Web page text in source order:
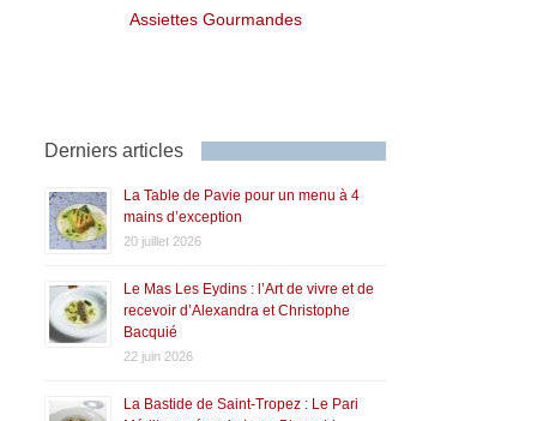
Assiettes Gourmandes
Derniers articles
La Table de Pavie pour un menu à 4
mains d’exception
20 juillet 2026
Le Mas Les Eydins : l’Art de vivre et de
recevoir d’Alexandra et Christophe
Bacquié
22 juin 2026
La Bastide de Saint-Tropez : Le Pari